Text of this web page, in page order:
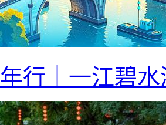
行｜一江碧